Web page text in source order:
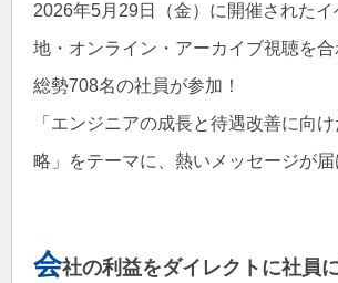
2026年5月29日（金）に開催されたイ
地・オンライン・アーカイブ視聴を
総勢708名の社員が参加！
「エンジニアの成長と待遇改善に向
略」をテーマに、熱いメッセージが届
会社の利益をダイレクトに社員